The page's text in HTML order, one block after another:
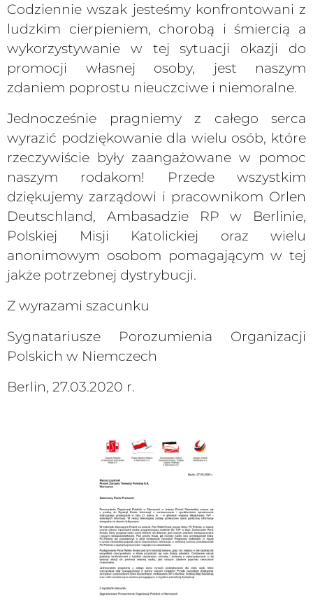
Codziennie wszak jesteśmy konfrontowani z
ludzkim cierpieniem, chorobą i śmiercią a
wykorzystywanie w tej sytuacji okazji do
promocji własnej osoby, jest naszym
zdaniem poprostu nieuczciwe i niemoralne.
Jednocześnie pragniemy z całego serca
wyrazić podziękowanie dla wielu osób, które
rzeczywiście były zaangażowane w pomoc
naszym rodakom! Przede wszystkim
dziękujemy zarządowi i pracownikom Orlen
Deutschland, Ambasadzie RP w Berlinie,
Polskiej Misji Katolickiej oraz wielu
anonimowym osobom pomagającym w tej
jakże potrzebnej dystrybucji.
Z wyrazami szacunku
Sygnatariusze Porozumienia Organizacji
Polskich w Niemczech
Berlin, 27.03.2020 r.